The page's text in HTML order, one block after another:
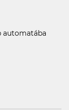
automatába